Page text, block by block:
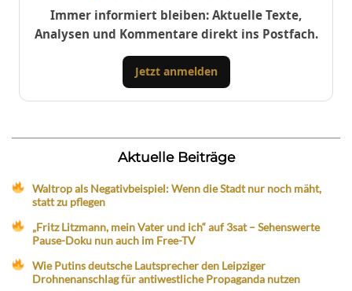
Immer informiert bleiben: Aktuelle Texte,
Analysen und Kommentare direkt ins Postfach.
Jetzt anmelden
Aktuelle Beiträge
Waltrop als Negativbeispiel: Wenn die Stadt nur noch mäht,
statt zu pflegen
„Fritz Litzmann, mein Vater und ich“ auf 3sat – Sehenswerte
Pause-Doku nun auch im Free-TV
Wie Putins deutsche Lautsprecher den Leipziger
Drohnenanschlag für antiwestliche Propaganda nutzen